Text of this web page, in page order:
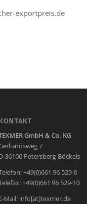
exportpreis.de
GmbH & Co. KG
7
36100 Petersberg-Böckels
+49(0)661 96 529-0
+49(0)661 96 529-10
Mail: info[at]texmer.de